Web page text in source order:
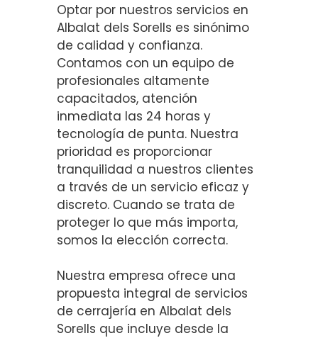
Optar por nuestros servicios en
Albalat dels Sorells es sinónimo
de calidad y confianza.
Contamos con un equipo de
profesionales altamente
capacitados, atención
inmediata las 24 horas y
tecnología de punta. Nuestra
prioridad es proporcionar
tranquilidad a nuestros clientes
a través de un servicio eficaz y
discreto. Cuando se trata de
proteger lo que más importa,
somos la elección correcta.
Nuestra empresa ofrece una
propuesta integral de servicios
de cerrajería en Albalat dels
Sorells que incluye desde la